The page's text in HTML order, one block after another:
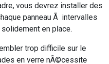
vous devrez installer des
panneau Ã intervalles
en place.
trop difficile sur le
en verre nÃ©cessite